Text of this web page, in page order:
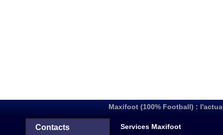
Maxifoot (100% Football) :
Contacts Services Maxifoot